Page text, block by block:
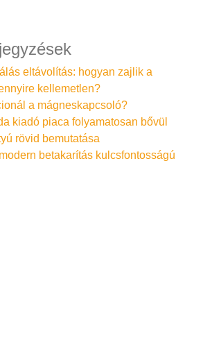
eltávolítás: hogyan zajlik a
kellemetlen?
a mágneskapcsoló?
kiadó piaca folyamatosan bővül
rövid bemutatása
betakarítás kulcsfontosságú